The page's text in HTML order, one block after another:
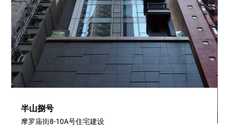
半山捌号
摩罗庙街8-10A号住宅建设